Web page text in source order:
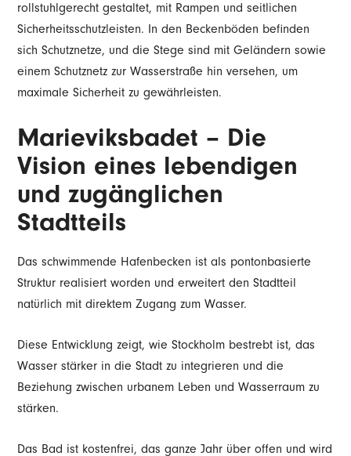
rollstuhlgerecht gestaltet, mit Rampen und seitlichen
Sicherheitsschutzleisten. In den Beckenböden befinden
sich Schutznetze, und die Stege sind mit Geländern sowie
einem Schutznetz zur Wasserstraße hin versehen, um
maximale Sicherheit zu gewährleisten.
Marieviksbadet – Die
Vision eines lebendigen
und zugänglichen
Stadtteils
Das schwimmende Hafenbecken ist als pontonbasierte
Struktur realisiert worden und erweitert den Stadtteil
natürlich mit direktem Zugang zum Wasser.
Diese Entwicklung zeigt, wie Stockholm bestrebt ist, das
Wasser stärker in die Stadt zu integrieren und die
Beziehung zwischen urbanem Leben und Wasserraum zu
stärken.
Das Bad ist kostenfrei, das ganze Jahr über offen und wird